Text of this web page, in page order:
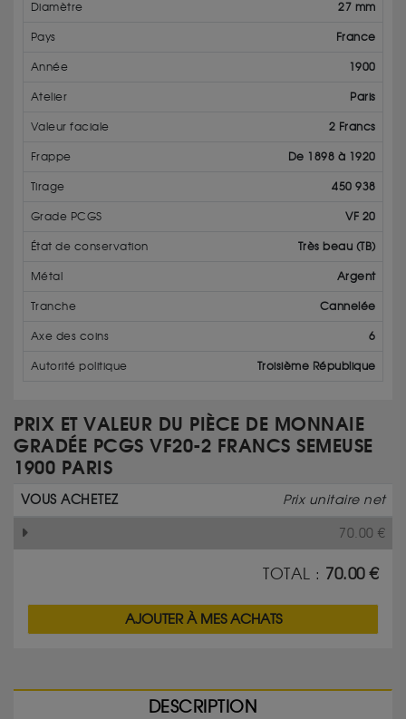
Diamètre 27 mm
Pays France
Année 1900
Atelier Paris
Valeur faciale 2 Francs
Frappe De 1898 à 1920
Tirage 450 938
Grade PCGS VF 20
État de conservation Très beau (TB)
Métal Argent
Tranche Cannelée
Axe des coins 6
Autorité politique Troisième République
PRIX ET VALEUR DU PIÈCE DE MONNAIE
GRADÉE PCGS VF20-2 FRANCS SEMEUSE
1900 PARIS
VOUS ACHETEZ Prix unitaire net
70.00 €
TOTAL : 70.00€
AJOUTER À MES ACHATS
DESCRIPTION